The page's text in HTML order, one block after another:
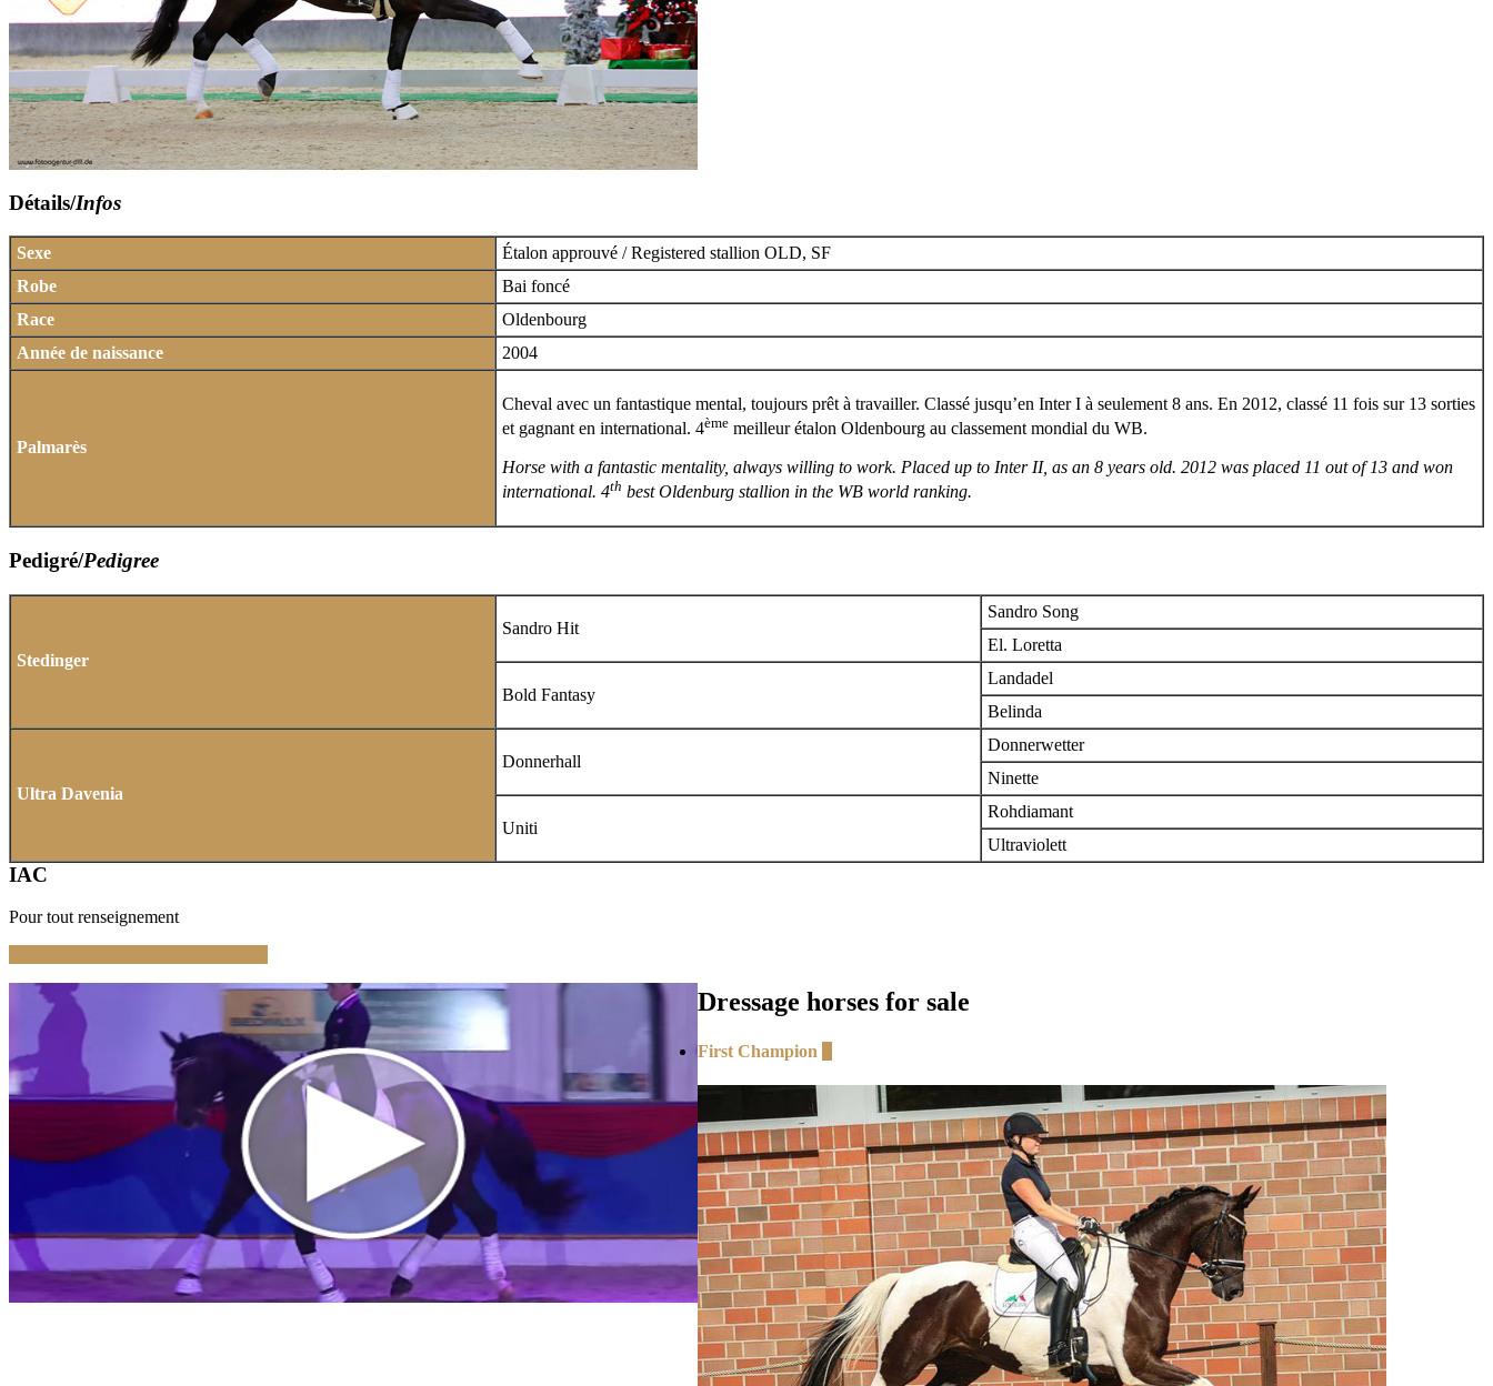
Détails/Infos
Sexe
Étalon approuvé / Registered stallion OLD, SF
Robe
Bai foncé
Race
Oldenbourg
Année de naissance
2004
Palmarès
Cheval avec un fantastique mental, toujours prêt à travailler. Classé jusqu’en Inter I à seulement 8 ans. En 2012, classé 11 fois sur 13 sorties
et gagnant en international. 4ème meilleur étalon Oldenbourg au classement mondial du WB.
Horse with a fantastic mentality, always willing to work. Placed up to Inter II, as an 8 years old. 2012 was placed 11 out of 13 and won
international. 4th best Oldenburg stallion in the WB world ranking.
Pedigré/Pedigree
Stedinger
Sandro Hit
Sandro Song
El. Loretta
Bold Fantasy
Landadel
Belinda
Ultra Davenia
Donnerhall
Donnerwetter
Ninette
Uniti
Rohdiamant
Ultraviolett
IAC
Pour tout renseignement
Dressage horses for sale
First Champion